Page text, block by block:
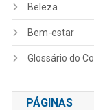
Beleza
Bem-estar
Glossário do
PÁGINAS